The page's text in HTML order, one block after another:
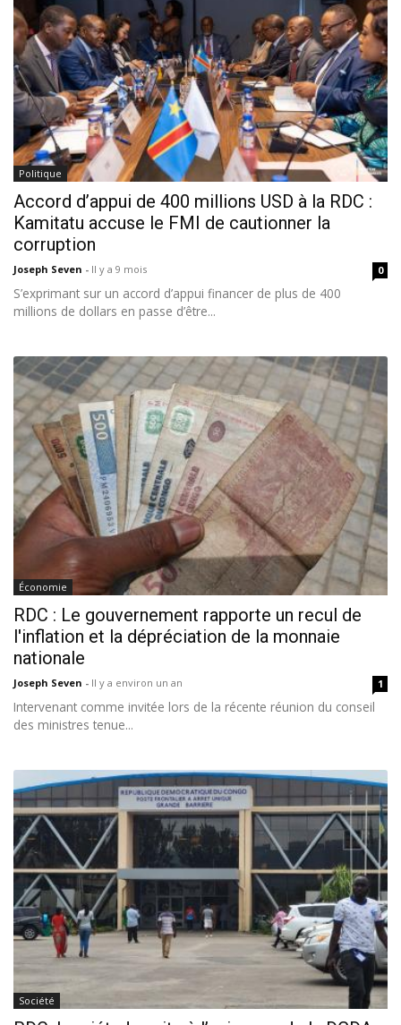
Politique
Accord d’appui de 400 millions USD à la RDC :
Kamitatu accuse le FMI de cautionner la
corruption
Joseph Seven - Il y a 9 mois 0
S’exprimant sur un accord d’appui financer de plus de 400
millions de dollars en passe d’être...
Économie
RDC : Le gouvernement rapporte un recul de
l'inflation et la dépréciation de la monnaie
nationale
Joseph Seven - Il y a environ un an 1
Intervenant comme invitée lors de la récente réunion du conseil
des ministres tenue...
Société